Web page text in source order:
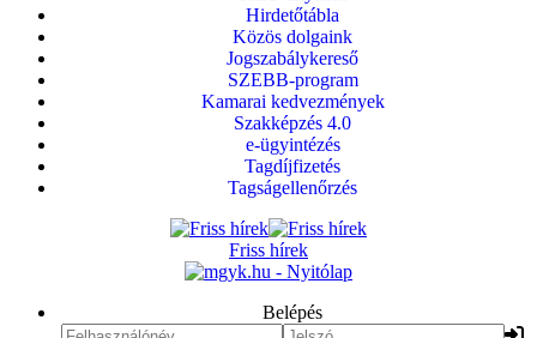
Hirdetőtábla
Közös dolgaink
Jogszabálykereső
SZEBB-program
Kamarai kedvezmények
Szakképzés 4.0
e-ügyintézés
Tagdíjfizetés
Tagságellenőrzés
Friss hírek
Belépés